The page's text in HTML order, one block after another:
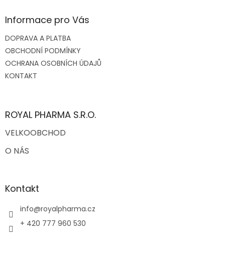
aInformace pro Vás
DOPRAVA A PLATBA
OBCHODNÍ PODMÍNKY
OCHRANA OSOBNÍCH ÚDAJŮ
KONTAKT
ROYAL PHARMA S.R.O.
VELKOOBCHOD
O NÁS
Kontakt
info@royalpharma.cz
+ 420 777 960 530